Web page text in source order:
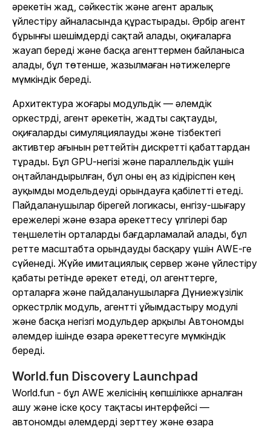
әрекетін жад, сәйкестік және агент аралық
үйлестіру айналасында құрастырады. Әрбір агент
бұрынғы шешімдерді сақтай алады, оқиғаларға
жауап береді және басқа агенттермен байланыса
алады, бұл төтенше, жазылмаған нәтижелерге
мүмкіндік береді.
Архитектура жоғары модульдік — әлемдік
оркестрді, агент әрекетін, жадты сақтауды,
оқиғаларды симуляциялауды және тізбектегі
активтер ағынын реттейтін дискретті қабаттардан
тұрады. Бұл GPU-негізі және параллельдік үшін
оңтайландырылған, бұл оны ең аз кідіріспен кең
ауқымды модельдеуді орындауға қабілетті етеді.
Пайдаланушылар бірегей логикасы, енгізу-шығару
ережелері және өзара әрекеттесу үлгілері бар
теңшелетін орталарды бағдарламалай алады, бұл
ретте масштабта орындауды басқару үшін AWE-ге
сүйенеді. Жүйе имитациялық сервер және үйлестіру
қабаты ретінде әрекет етеді, ол агенттерге,
орталарға және пайдаланушыларға Дүниежүзілік
оркестрлік модуль, агентті ұйымдастыру модулі
және басқа негізгі модульдер арқылы Автономды
әлемдер ішінде өзара әрекеттесуге мүмкіндік
береді.
World.fun Discovery Launchpad
World.fun - бұл AWE желісінің көпшілікке арналған
ашу және іске қосу тақтасы интерфейсі —
автономды әлемдерді зерттеу және өзара